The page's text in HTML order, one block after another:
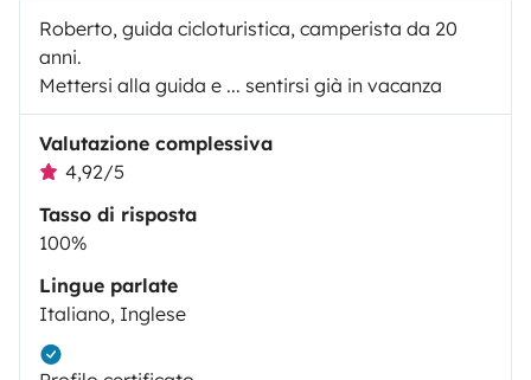
Roberto, guida cicloturistica, camperista da 20
anni.
Mettersi alla guida e ... sentirsi già in vacanza
Valutazione complessiva
4,92/5
Tasso di risposta
100%
Lingue parlate
Italiano, Inglese